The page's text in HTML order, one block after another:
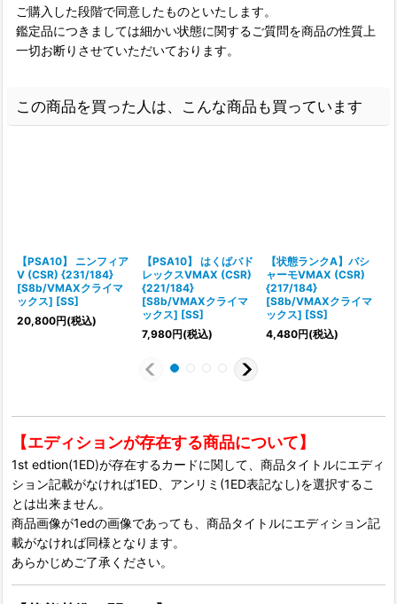
ご購入した段階で同意したものといたします。
鑑定品につきましては細かい状態に関するご質問を商品の性質上
一切お断りさせていただいております。
この商品を買った人は、こんな商品も買っています
【PSA10】 ニンフィア
V (CSR) {231/184}
[S8b/VMAXクライマ
ックス] [SS]
20,800円(税込)
【PSA10】 はくばバド
レックスVMAX (CSR)
{221/184}
[S8b/VMAXクライマ
ックス] [SS]
7,980円(税込)
【状態ランクA】バシ
ャーモVMAX (CSR)
{217/184}
[S8b/VMAXクライマ
ックス] [SS]
4,480円(税込)
【エディションが存在する商品について】
1st edtion(1ED)が存在するカードに関して、商品タイトルにエディ
ション記載がなければ1ED、アンリミ(1ED表記なし)を選択するこ
とは出来ません。
商品画像が1edの画像であっても、商品タイトルにエディション記
載がなければ同様となります。
あらかじめご了承ください。